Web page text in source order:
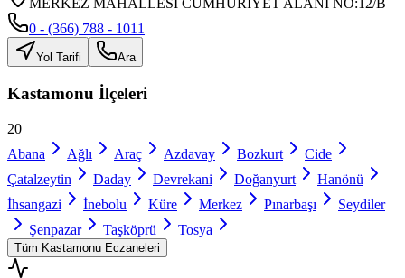
MERKEZ MAHALLESİ CUMHURİYET ALANI NO:12/B
0 - (366) 788 - 1011
Yol Tarifi Ara
Kastamonu İlçeleri
20
Abana
Ağlı Araç Azdavay Bozkurt
Cide
Çatalzeytin
Daday Devrekani Doğanyurt
Hanönü
İhsangazi
İnebolu Küre Merkez Pınarbaşı
Seydiler
Şenpazar
Taşköprü Tosya
Tüm Kastamonu Eczaneleri